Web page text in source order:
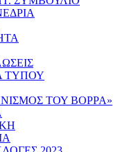
ΤΥΠΟΥ
ΤΟΥ ΒΟΡΡΑ»